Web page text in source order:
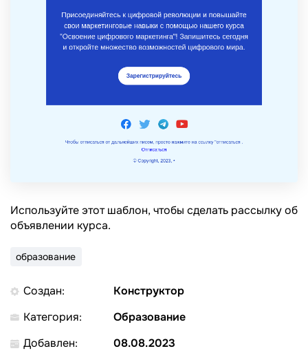
Используйте этот шаблон, чтобы сделать рассылку об
объявлении курса.
образование
Создан:
Конструктор
Категория:
Образование
Добавлен:
08.08.2023